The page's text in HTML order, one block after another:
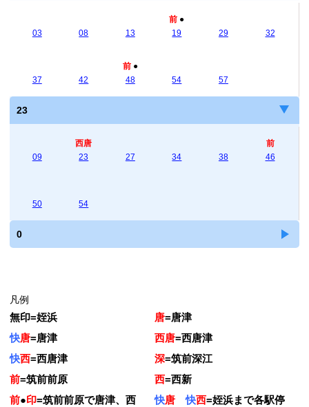
03 08 13
前 ●
19
29 32
37 42
前 ●
48
54 57
23
09
西唐
23
27 34 38
前
46
50 54
0
凡例
無印=姪浜 唐=唐津
快唐=唐津 西唐=西唐津
快西=西唐津 深=筑前深江
前=筑前前原 西=西新
前●印=筑前前原で唐津、西 快唐 快西=姪浜まで各駅停